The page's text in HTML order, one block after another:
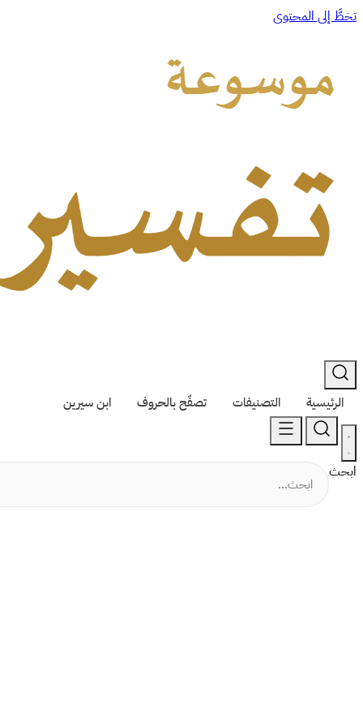
تخطَّ إلى المحتوى
الرئيسية التصنيفات تصفّح بالحروف ابن سيرين
ابحث